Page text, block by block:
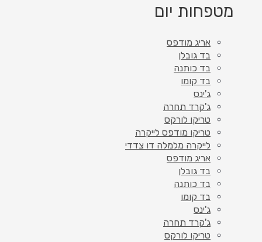
מטפחות יום
אריג מודפס
בד גובלן
בד כותנה
בד קומו
ג'ינס
ג'קרד תחרה
טריקו לורקס
טריקו מודפס לייקרה
לייקרה מלמלה דו צדדי
אריג מודפס
בד גובלן
בד כותנה
בד קומו
ג'ינס
ג'קרד תחרה
טריקו לורקס